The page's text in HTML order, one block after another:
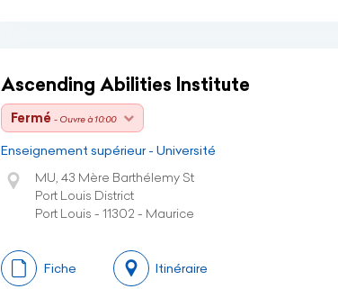
Ascending Abilities Institute
Fermé - Ouvre à 10:00
Enseignement supérieur - Université
MU, 43 Mère Barthélemy St
Port Louis District
Port Louis - 11302 - Maurice
Fiche Itinéraire